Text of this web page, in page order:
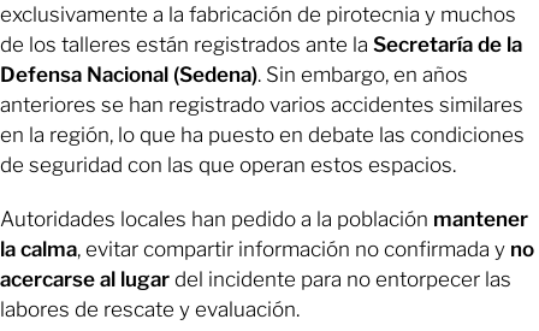
exclusivamente a la fabricación de pirotecnia y muchos
de los talleres están registrados ante la Secretaría de la
Defensa Nacional (Sedena). Sin embargo, en años
anteriores se han registrado varios accidentes similares
en la región, lo que ha puesto en debate las condiciones
de seguridad con las que operan estos espacios.
Autoridades locales han pedido a la población mantener
la calma, evitar compartir información no confirmada y no
acercarse al lugar del incidente para no entorpecer las
labores de rescate y evaluación.